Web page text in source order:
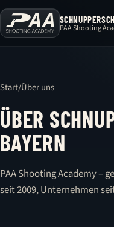
PAA Shooting
Start/Über uns
ÜBER
AYERN
PAA Shooting Academy –
seit 2009, Unternehmen